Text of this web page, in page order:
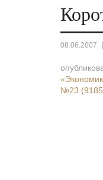
08.06.2007 |
№23